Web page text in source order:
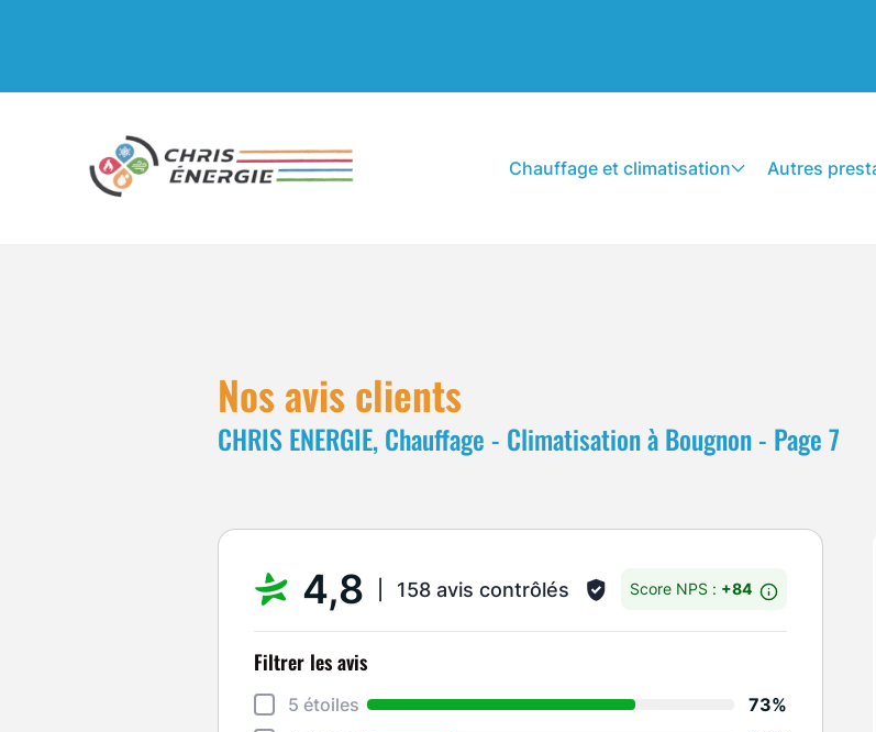
Chauffage et climatisation Autres
CHRIS ENERGIE, Chauffage - Climatisation à Bougnon - Page 7
Nos avis clients
4,8 158 avis contrôlés Score NPS : +84
Filtrer les avis
5 étoiles
73%